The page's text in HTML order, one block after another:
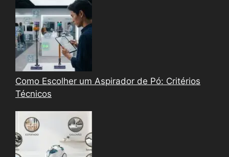
Como Escolher um Aspirador de Pó: Critérios
Técnicos